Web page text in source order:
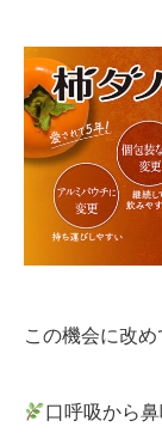
この機会に改
口呼吸から